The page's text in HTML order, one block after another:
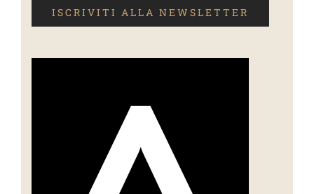
ISCRIVITI ALLA NEWSLETTER